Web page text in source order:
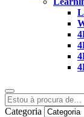
Categoria